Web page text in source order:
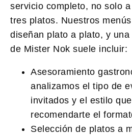
servicio completo, no solo
tres platos. Nuestros
diseñan plato a plato, y
de Mister Nok suele incluir:
Asesoramiento
analizamos el tipo de
invitados y el estilo
recomendarte el
Selección de platos a